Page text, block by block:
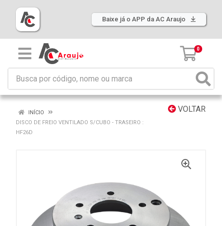
Baixe já o APP da AC Araujo
0
VOLTAR
INÍCIO
DISCO DE FREIO VENTILADO S/CUBO - TRASEIRO :
HF26D